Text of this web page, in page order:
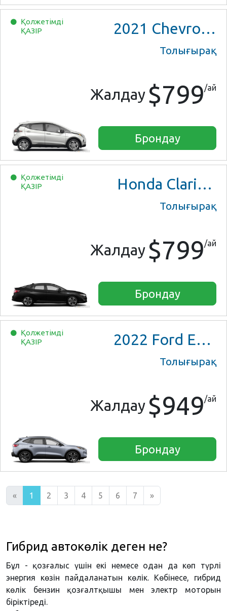
Қолжетімді
ҚАЗІР
2021 Chevrolet Bolt EV
Толығырақ
Жалдау $799/ай
Брондау
Қолжетімді
ҚАЗІР
Honda Clarity Plug-In Hybrid
Толығырақ
Жалдау $799/ай
Брондау
Қолжетімді
ҚАЗІР
2022 Ford Escape SE Hybrid
Толығырақ
Жалдау $949/ай
Брондау
« 1 2 3 4 5 6 7 »
Гибрид автокөлік деген не?
Бұл - қозғалыс үшін екі немесе одан да көп түрлі
энергия көзін пайдаланатын көлік. Көбінесе, гибрид
көлік бензин қозғалтқышы мен электр моторын
біріктіреді.